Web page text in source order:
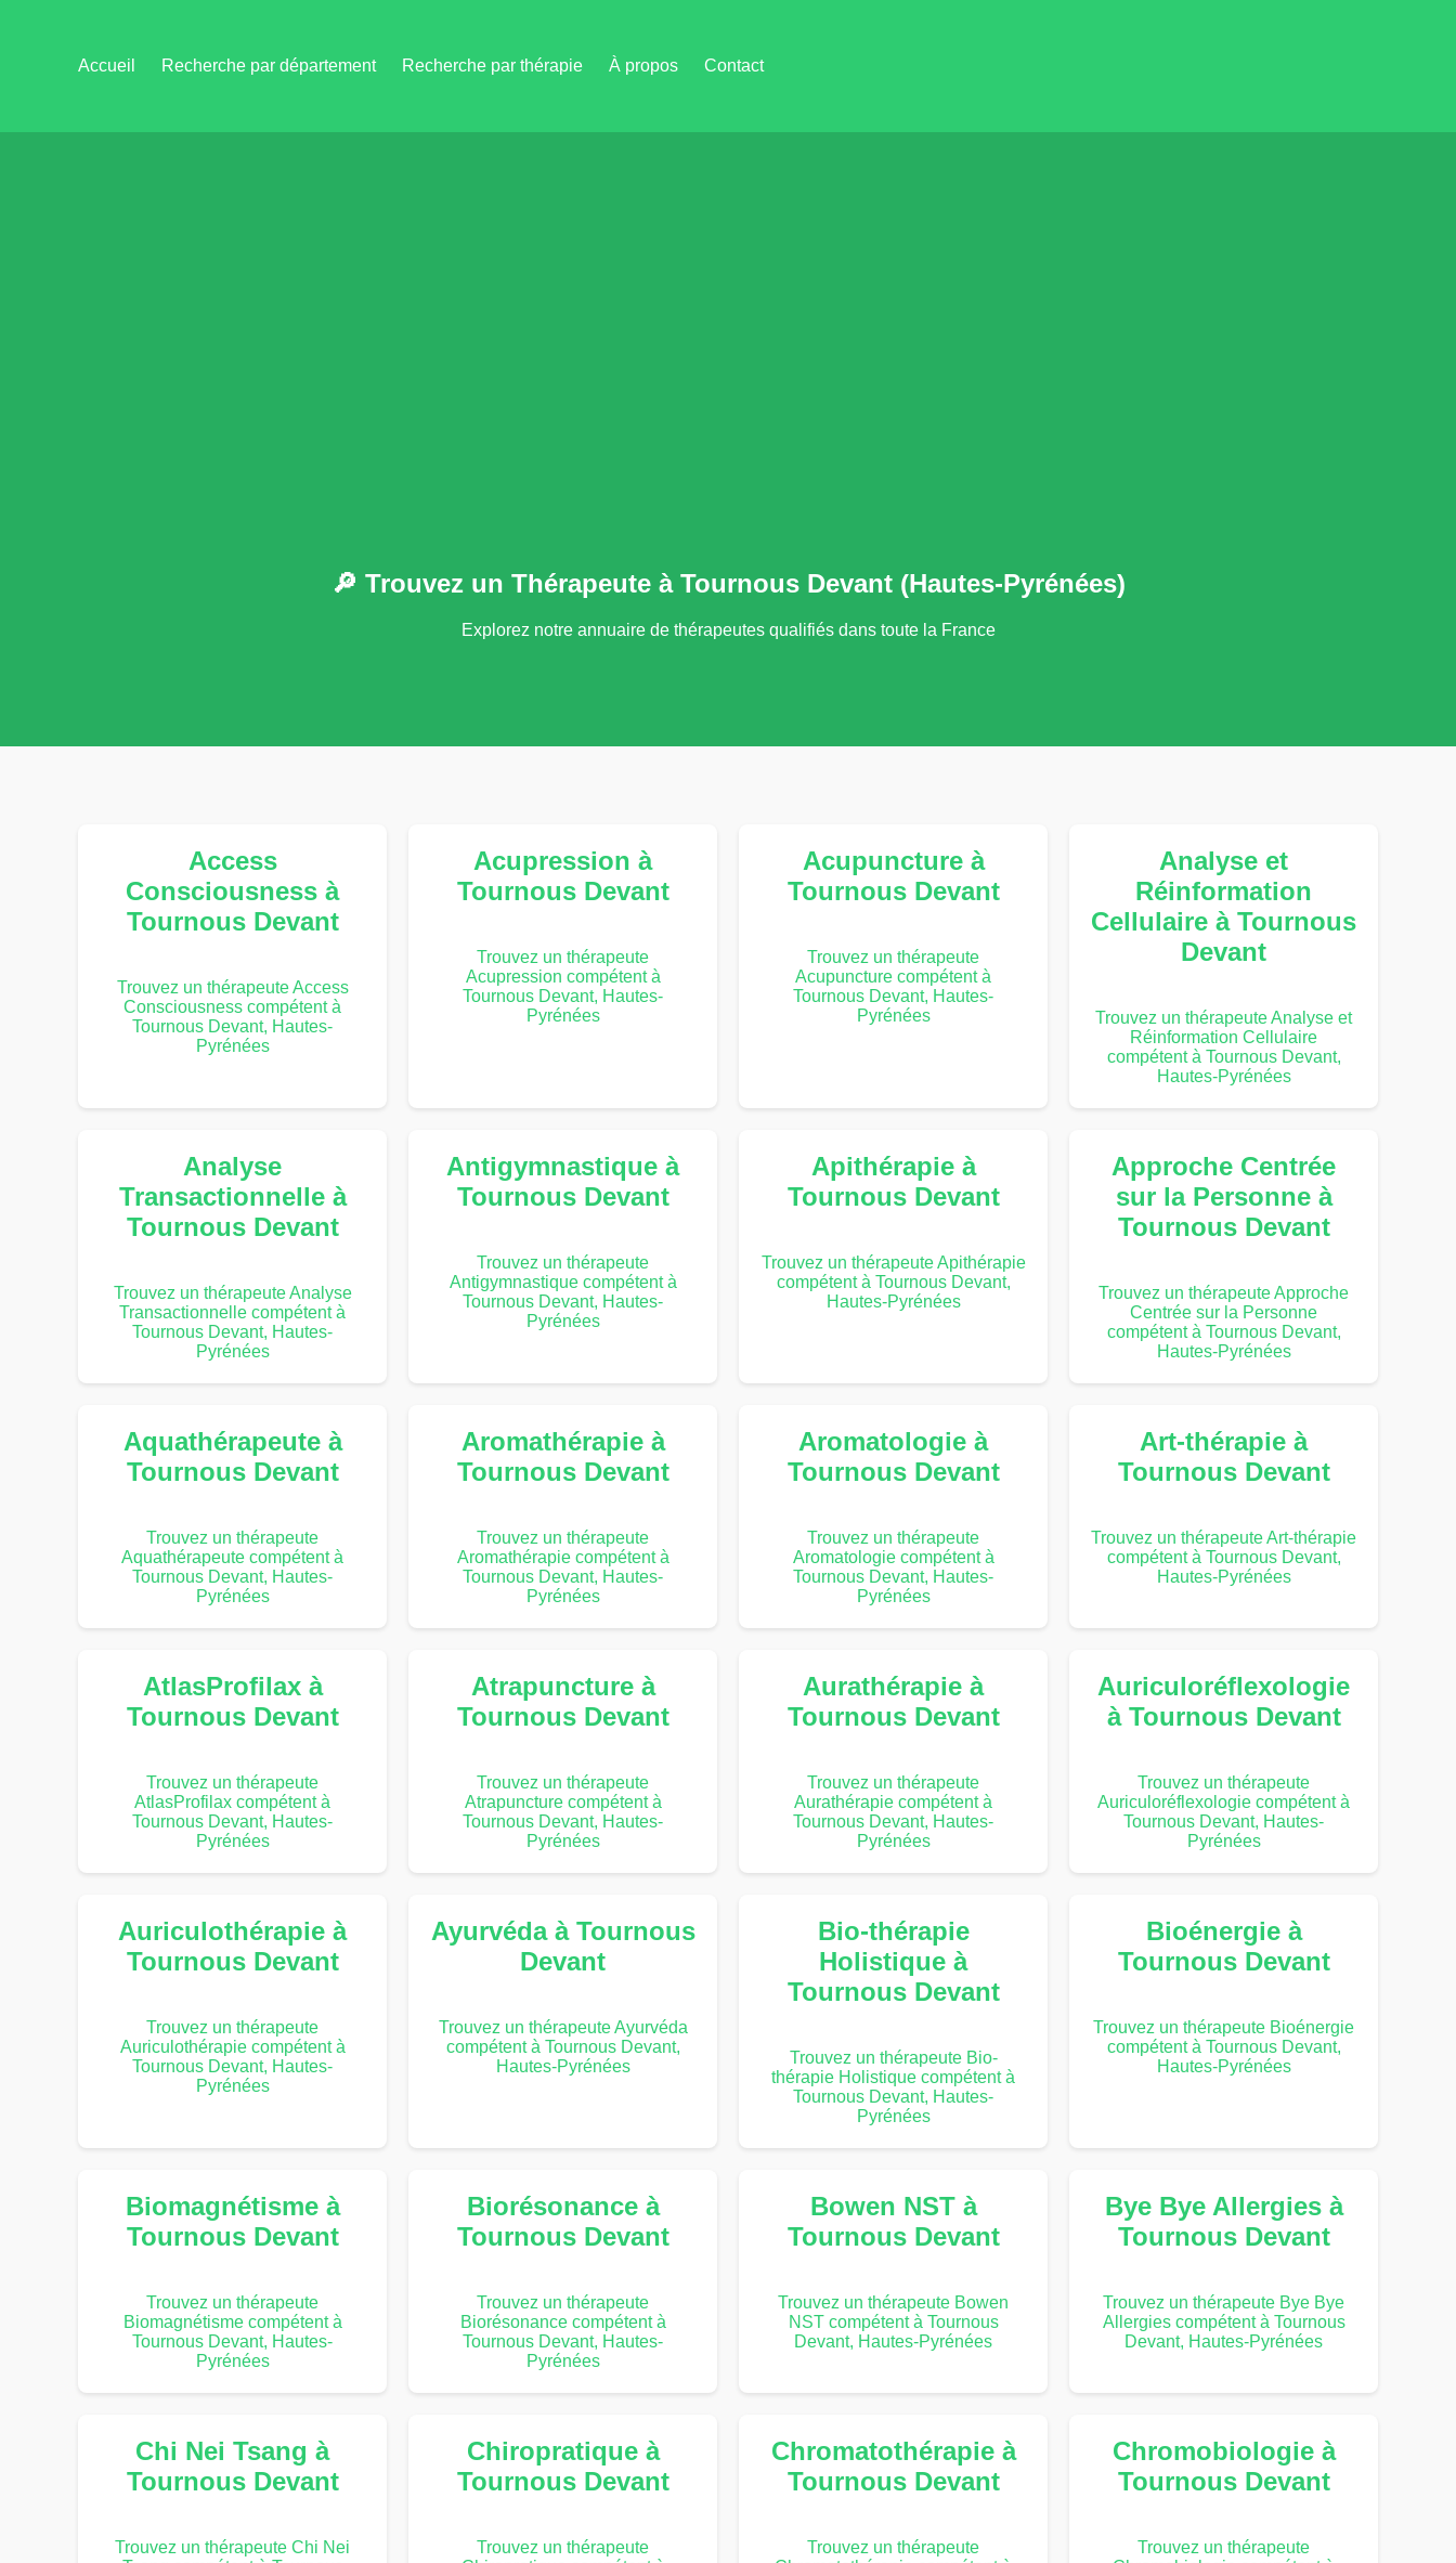
Accueil Recherche par département Recherche par thérapie À propos Contact
🔎 Trouvez un Thérapeute à Tournous Devant (Hautes-Pyrénées)
Explorez notre annuaire de thérapeutes qualifiés dans toute la France
Access
Consciousness à
Tournous Devant
Trouvez un thérapeute Access
Consciousness compétent à
Tournous Devant, Hautes-
Pyrénées
Acupression à
Tournous Devant
Trouvez un thérapeute
Acupression compétent à
Tournous Devant, Hautes-
Pyrénées
Acupuncture à
Tournous Devant
Trouvez un thérapeute
Acupuncture compétent à
Tournous Devant, Hautes-
Pyrénées
Analyse et
Réinformation
Cellulaire à Tournous
Devant
Trouvez un thérapeute Analyse et
Réinformation Cellulaire
compétent à Tournous Devant,
Hautes-Pyrénées
Analyse
Transactionnelle à
Tournous Devant
Trouvez un thérapeute Analyse
Transactionnelle compétent à
Tournous Devant, Hautes-
Pyrénées
Antigymnastique à
Tournous Devant
Trouvez un thérapeute
Antigymnastique compétent à
Tournous Devant, Hautes-
Pyrénées
Apithérapie à
Tournous Devant
Trouvez un thérapeute Apithérapie
compétent à Tournous Devant,
Hautes-Pyrénées
Approche Centrée
sur la Personne à
Tournous Devant
Trouvez un thérapeute Approche
Centrée sur la Personne
compétent à Tournous Devant,
Hautes-Pyrénées
Aquathérapeute à
Tournous Devant
Trouvez un thérapeute
Aquathérapeute compétent à
Tournous Devant, Hautes-
Pyrénées
Aromathérapie à
Tournous Devant
Trouvez un thérapeute
Aromathérapie compétent à
Tournous Devant, Hautes-
Pyrénées
Aromatologie à
Tournous Devant
Trouvez un thérapeute
Aromatologie compétent à
Tournous Devant, Hautes-
Pyrénées
Art-thérapie à
Tournous Devant
Trouvez un thérapeute Art-thérapie
compétent à Tournous Devant,
Hautes-Pyrénées
AtlasProfilax à
Tournous Devant
Trouvez un thérapeute
AtlasProfilax compétent à
Tournous Devant, Hautes-
Pyrénées
Atrapuncture à
Tournous Devant
Trouvez un thérapeute
Atrapuncture compétent à
Tournous Devant, Hautes-
Pyrénées
Aurathérapie à
Tournous Devant
Trouvez un thérapeute
Aurathérapie compétent à
Tournous Devant, Hautes-
Pyrénées
Auriculoréflexologie
à Tournous Devant
Trouvez un thérapeute
Auriculoréflexologie compétent à
Tournous Devant, Hautes-
Pyrénées
Auriculothérapie à
Tournous Devant
Trouvez un thérapeute
Auriculothérapie compétent à
Tournous Devant, Hautes-
Pyrénées
Ayurvéda à Tournous
Devant
Trouvez un thérapeute Ayurvéda
compétent à Tournous Devant,
Hautes-Pyrénées
Bio-thérapie
Holistique à
Tournous Devant
Trouvez un thérapeute Bio-
thérapie Holistique compétent à
Tournous Devant, Hautes-
Pyrénées
Bioénergie à
Tournous Devant
Trouvez un thérapeute Bioénergie
compétent à Tournous Devant,
Hautes-Pyrénées
Biomagnétisme à
Tournous Devant
Trouvez un thérapeute
Biomagnétisme compétent à
Tournous Devant, Hautes-
Pyrénées
Biorésonance à
Tournous Devant
Trouvez un thérapeute
Biorésonance compétent à
Tournous Devant, Hautes-
Pyrénées
Bowen NST à
Tournous Devant
Trouvez un thérapeute Bowen
NST compétent à Tournous
Devant, Hautes-Pyrénées
Bye Bye Allergies à
Tournous Devant
Trouvez un thérapeute Bye Bye
Allergies compétent à Tournous
Devant, Hautes-Pyrénées
Chi Nei Tsang à
Tournous Devant
Trouvez un thérapeute Chi Nei
Chiropratique à
Tournous Devant
Trouvez un thérapeute
Chromatothérapie à
Tournous Devant
Trouvez un thérapeute
Chromobiologie à
Tournous Devant
Trouvez un thérapeute